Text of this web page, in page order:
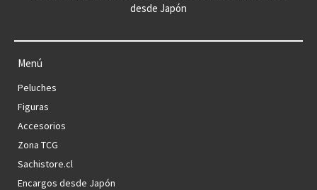
desde Japón
Menú
Peluches
Figuras
Accesorios
Zona TCG
Sachistore.cl
Encargos desde Japón